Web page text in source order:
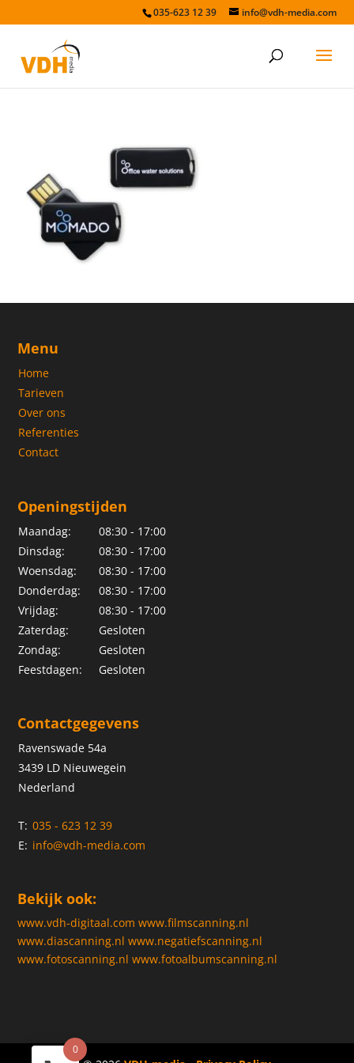
035-623 12 39 info@vdh-media.com
smarttwist
Menu
Home
Tarieven
Over ons
Referenties
Contact
Openingstijden
Maandag:
08:30 - 17:00
Dinsdag:
08:30 - 17:00
Woensdag:
08:30 - 17:00
Donderdag:
08:30 - 17:00
Vrijdag:
08:30 - 17:00
Zaterdag:
Gesloten
Zondag:
Gesloten
Feestdagen:
Gesloten
Contactgegevens
Ravenswade 54a
3439 LD Nieuwegein
Nederland
T: 035 - 623 12 39
E: info@vdh-media.com
Bekijk ook:
www.vdh-digitaal.com www.filmscanning.nl
www.diascanning.nl www.negatiefscanning.nl
www.fotoscanning.nl www.fotoalbumscanning.nl
0